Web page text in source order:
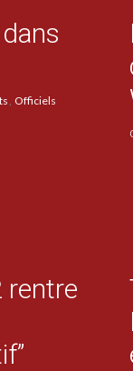
Officiels
rentre